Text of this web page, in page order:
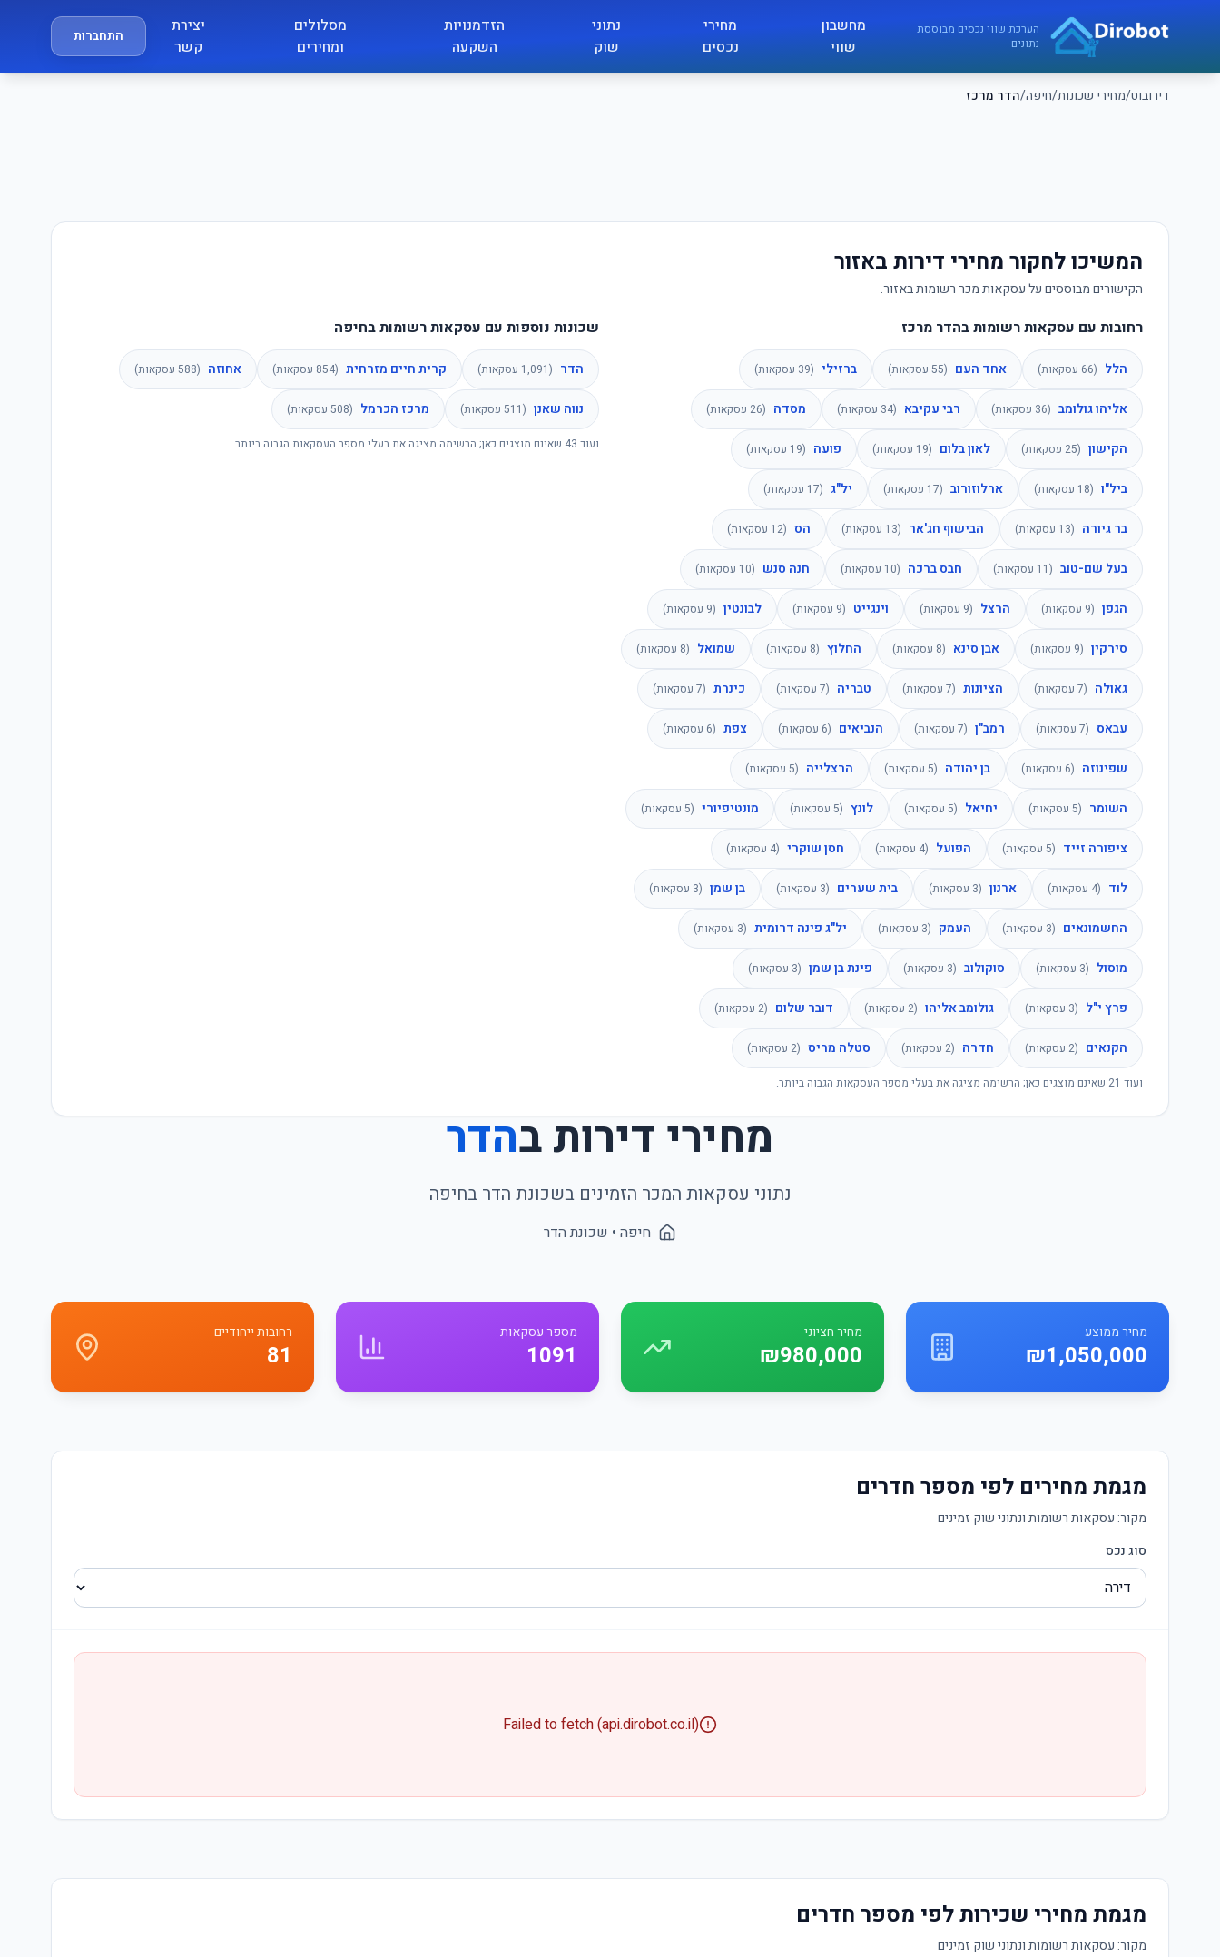
דירובוט/מחירי שכונות/חיפה/הדר מרכז
דירובוט
הערכת שווי נכסים מבוססת
נתונים
מחשבון
שווי
מחירי
נכסים
נתוני
שוק
הזדמנויות
השקעה
מסלולים
ומחירים
יצירת
קשר
התחברות
המשיכו לחקור מחירי דירות באזור
הקישורים מבוססים על עסקאות מכר רשומות באזור.
רחובות עם עסקאות רשומות בהדר מרכז
הלל (
66 עסקאות) אחד העם (
55 עסקאות) ברזילי (
39 עסקאות)
אליהו גולומב (
36 עסקאות) רבי עקיבא (
34 עסקאות) מסדה (
26 עסקאות)
הקישון (
25 עסקאות) לאון בלום (
19 עסקאות) פועה (
19 עסקאות)
ביל"ו (
18 עסקאות) ארלוזורוב (
17 עסקאות) יל"ג (
17 עסקאות)
בר גיורה (
13 עסקאות) הבישוף חג'אר (
13 עסקאות) הס (
12 עסקאות)
בעל שם-טוב (
11 עסקאות) חבס ברכה (
10 עסקאות) חנה סנש (
10 עסקאות)
הגפן (
9 עסקאות) הרצל (
9 עסקאות) וינגייט (
9 עסקאות) לבונטין (
9 עסקאות)
סירקין (
9 עסקאות) אבן סינא (
8 עסקאות) החלוץ (
8 עסקאות) שמואל (
8 עסקאות)
גאולה (
7 עסקאות) הציונות (
7 עסקאות) טבריה (
7 עסקאות) כינרת (
7 עסקאות)
עבאס (
7 עסקאות) רמב"ן (
7 עסקאות) הנביאים (
6 עסקאות) צפת (
6 עסקאות)
שפינוזה (
6 עסקאות) בן יהודה (
5 עסקאות) הרצלייה (
5 עסקאות)
השומר (
5 עסקאות) יחיאל (
5 עסקאות) לונץ (
5 עסקאות) מונטיפיורי (
5 עסקאות)
ציפורה זייד (
5 עסקאות) הפועל (
4 עסקאות) חסן שוקרי (
4 עסקאות)
לוד (
4 עסקאות) ארנון (
3 עסקאות) בית שערים (
3 עסקאות) בן שמן (
3 עסקאות)
החשמונאים (
3 עסקאות) העמק (
3 עסקאות) יל"ג פינה דרומית (
3 עסקאות)
מוסול (
3 עסקאות) סוקולוב (
3 עסקאות) פינת בן שמן (
3 עסקאות)
פרץ י"ל (
3 עסקאות) גולומב אליהו (
2 עסקאות) דובר שלום (
2 עסקאות)
הקנאים (
2 עסקאות) חדרה (
2 עסקאות) סטלה מריס (
2 עסקאות)
ועוד 21 שאינם מוצגים כאן; הרשימה מציגה את בעלי מספר העסקאות הגבוה ביותר.
שכונות נוספות עם עסקאות רשומות בחיפה
הדר (
1,091 עסקאות) קרית חיים מזרחית (
854 עסקאות) אחוזה (
588 עסקאות)
נווה שאנן (
511 עסקאות) מרכז הכרמל (
508 עסקאות)
ועוד 43 שאינם מוצגים כאן; הרשימה מציגה את בעלי מספר העסקאות הגבוה ביותר.
מחירי דירות בהדר
נתוני עסקאות המכר הזמינים בשכונת הדר בחיפה
חיפה • שכונת הדר
מחיר ממוצע
₪1,050,000
מחיר חציוני
₪980,000
מספר עסקאות
1091
רחובות ייחודיים
81
מגמת מחירים לפי מספר חדרים
מקור: עסקאות רשומות ונתוני שוק זמינים
סוג נכס
Failed to fetch (api.dirobot.co.il)
מגמת מחירי שכירות לפי מספר חדרים
מקור: עסקאות רשומות ונתוני שוק זמינים